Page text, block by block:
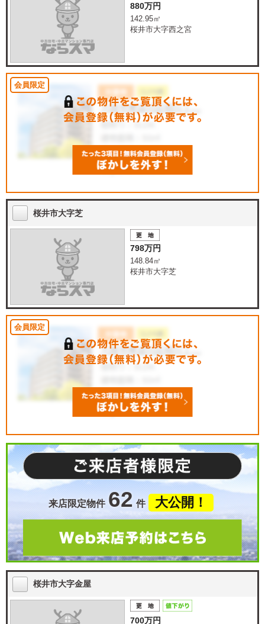
880万円
142.95㎡
桜井市大字西之宮
桜井市大字芝
798万円
148.84㎡
桜井市大字芝
来店限定物件 62 件 大公開！
桜井市大字金屋
700万円